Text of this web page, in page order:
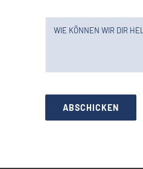
ABSCHICKEN